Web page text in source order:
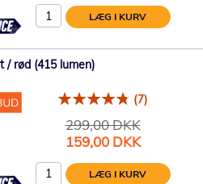
LÆG I KURV
/ rød (415 lumen)
(7)
299,00 DKK
Tilbudspris
159,00 DKK
LÆG I KURV